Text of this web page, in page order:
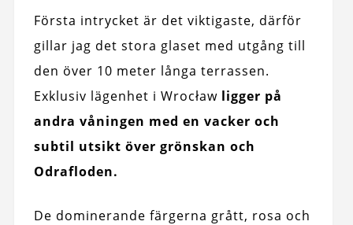
Första intrycket är det viktigaste, därför
gillar jag det stora glaset med utgång till
den över 10 meter långa terrassen.
Exklusiv lägenhet i Wrocław ligger på
andra våningen med en vacker och
subtil utsikt över grönskan och
Odrafloden.
De dominerande färgerna grått, rosa och